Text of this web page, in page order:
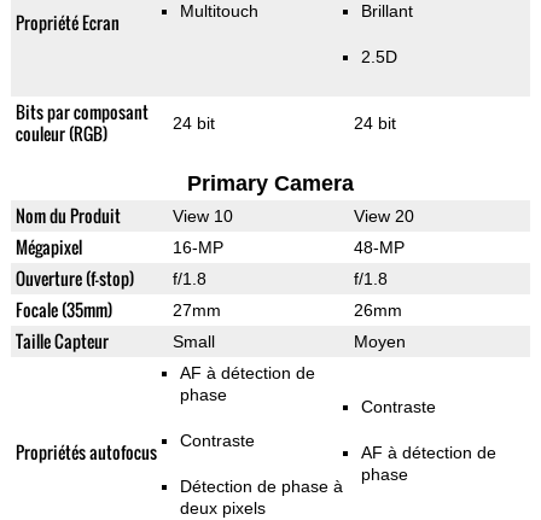
Propriété Ecran Multitouch Brillant
2.5D
Bits par composant
couleur (RGB)
24 bit 24 bit
Primary Camera
Nom du Produit View 10 View 20
Mégapixel 16-MP 48-MP
Ouverture (f-stop) f/1.8 f/1.8
Focale (35mm) 27mm 26mm
Taille Capteur Small Moyen
Propriétés autofocus
AF à détection de
phase
Contraste
Détection de phase à
deux pixels
Contraste
AF à détection de
phase